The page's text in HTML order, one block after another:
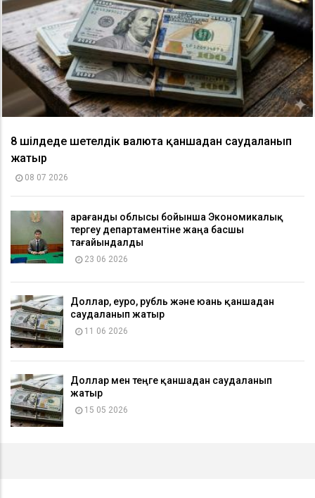
8 шілдеде шетелдік валюта қаншадан саудаланып
жатыр
08 07 2026
Қарағанды облысы бойынша Экономикалық
тергеу департаментіне жаңа басшы
тағайындалды
23 06 2026
Доллар, еуро, рубль және юань қаншадан
саудаланып жатыр
11 06 2026
Доллар мен теңге қаншадан саудаланып
жатыр
15 05 2026